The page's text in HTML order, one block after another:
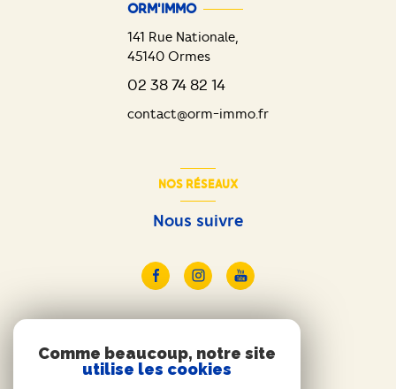
ORM'IMMO
141 Rue Nationale,
45140 Ormes
02 38 74 82 14
contact@orm-immo.fr
NOS RÉSEAUX
Nous suivre
Nous adhérons
Comme beaucoup, notre site
utilise les cookies